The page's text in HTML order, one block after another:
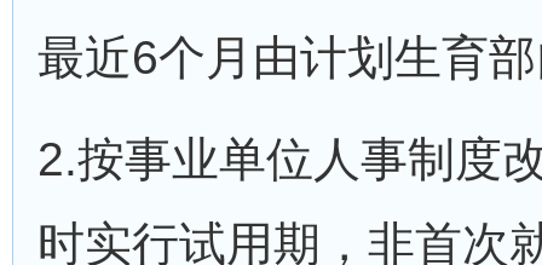
最近6个月由计划生育
2.按事业单位人事制度
时实行试用期，非首次